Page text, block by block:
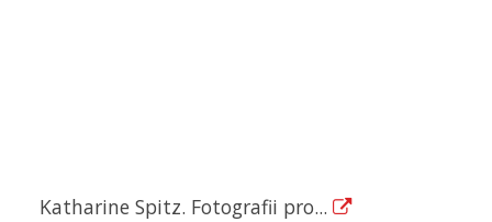
Katharine Spitz. Fotografii pro...